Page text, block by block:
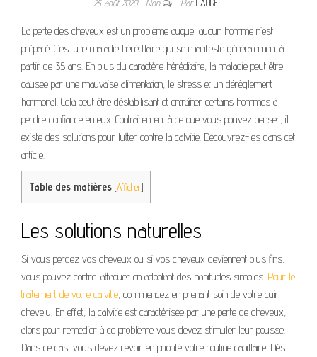
25 août 2020 Non ParLAURE
La perte des cheveux est un problème auquel aucun homme n’est
préparé. C’est une maladie héréditaire qui se manifeste généralement à
partir de 35 ans. En plus du caractère héréditaire, la maladie peut être
causée par une mauvaise alimentation, le stress et un dérèglement
hormonal. Cela peut être déstabilisant et entraîner certains hommes à
perdre confiance en eux. Contrairement à ce que vous pouvez penser, il
existe des solutions pour lutter contre la calvitie. Découvrez-les dans cet
article.
Table des matières [Afficher]
Les solutions naturelles
Si vous perdez vos cheveux ou si vos cheveux deviennent plus fins,
vous pouvez contre-attaquer en adoptant des habitudes simples. Pour le
traitement de votre calvitie, commencez en prenant soin de votre cuir
chevelu. En effet, la calvitie est caractérisée par une perte de cheveux,
alors pour remédier à ce problème vous devez stimuler leur pousse.
Dans ce cas, vous devez revoir en priorité votre routine capillaire. Dès